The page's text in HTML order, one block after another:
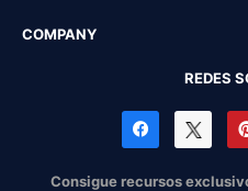
COMPANY
REDES
Consigue recursos